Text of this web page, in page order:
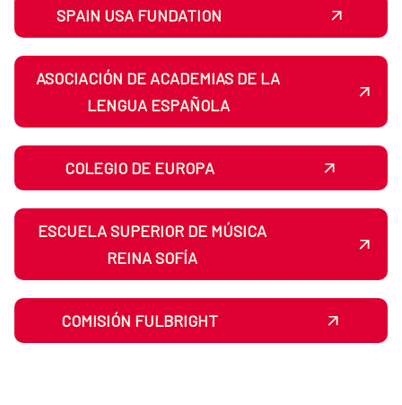
SPAIN USA FUNDATION
ASOCIACIÓN DE ACADEMIAS DE LA
LENGUA ESPAÑOLA
COLEGIO DE EUROPA
ESCUELA SUPERIOR DE MÚSICA
REINA SOFÍA
COMISIÓN FULBRIGHT